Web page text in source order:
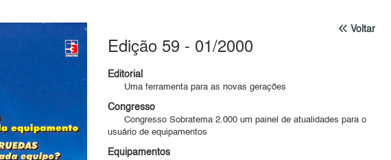
Voltar
Edição 59 - 01/2000
Editorial
Uma ferramenta para as novas gerações
Congresso
Congresso Sobratema 2.000 um painel de atualidades para o
usuário de equipamentos
Equipamentos